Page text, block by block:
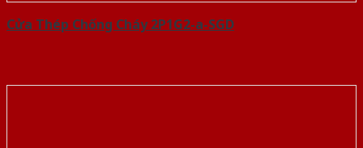
Cửa Thép Chống Cháy 2P1G2-a-SGD